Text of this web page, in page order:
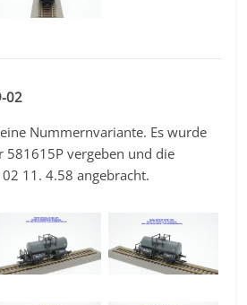
02
Nummernvariante. Es wurde
581615P vergeben und die
11. 4.58 angebracht.